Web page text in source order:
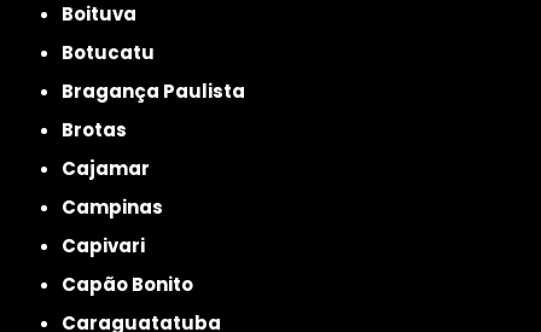
Boituva
Botucatu
Bragança Paulista
Brotas
Cajamar
Campinas
Capivari
Capão Bonito
Caraguatatuba